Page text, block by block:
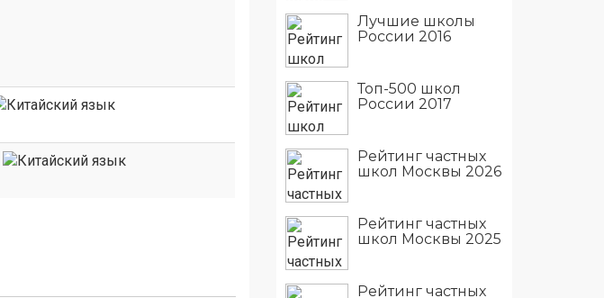
Лучшие школы
России 2016
Топ-500 школ
России 2017
Рейтинг частных
школ Москвы 2026
Рейтинг частных
школ Москвы 2025
Рейтинг частных